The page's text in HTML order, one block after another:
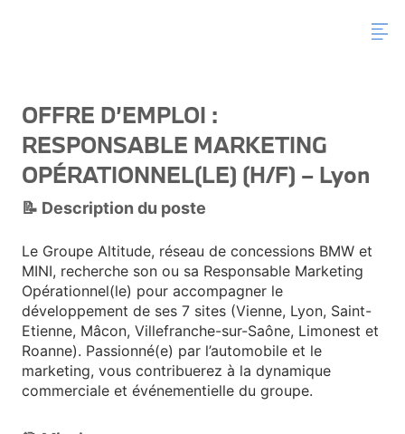
OFFRE D’EMPLOI :
RESPONSABLE MARKETING
OPÉRATIONNEL(LE) (H/F) – Lyon
📝 Description du poste
Le Groupe Altitude, réseau de concessions BMW et
MINI, recherche son ou sa Responsable Marketing
Opérationnel(le) pour accompagner le
développement de ses 7 sites (Vienne, Lyon, Saint-
Etienne, Mâcon, Villefranche-sur-Saône, Limonest et
Roanne). Passionné(e) par l’automobile et le
marketing, vous contribuerez à la dynamique
commerciale et événementielle du groupe.